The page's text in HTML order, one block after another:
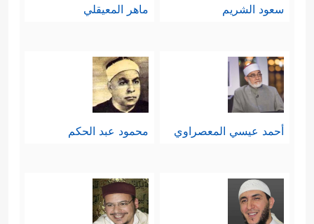
سعود الشريم ماهر المعيقلي
أحمد عيسي المعصراوي محمود عبد الحكم